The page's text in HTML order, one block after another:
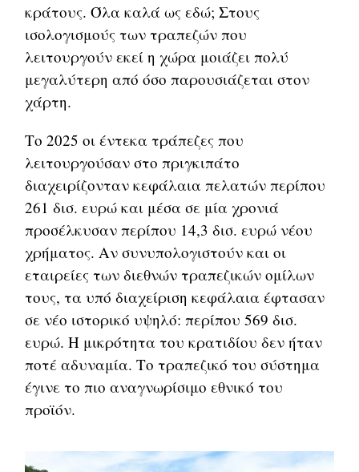
κράτους. Όλα καλά ως εδώ; Στους
ισολογισμούς των τραπεζών που
λειτουργούν εκεί η χώρα μοιάζει πολύ
μεγαλύτερη από όσο παρουσιάζεται στον
χάρτη.
Το 2025 οι έντεκα τράπεζες που
λειτουργούσαν στο πριγκιπάτο
διαχειρίζονταν κεφάλαια πελατών περίπου
261 δισ. ευρώ και μέσα σε μία χρονιά
προσέλκυσαν περίπου 14,3 δισ. ευρώ νέου
χρήματος. Αν συνυπολογιστούν και οι
εταιρείες των διεθνών τραπεζικών ομίλων
τους, τα υπό διαχείριση κεφάλαια έφτασαν
σε νέο ιστορικό υψηλό: περίπου 569 δισ.
ευρώ. Η μικρότητα του κρατιδίου δεν ήταν
ποτέ αδυναμία. Το τραπεζικό του σύστημα
έγινε το πιο αναγνωρίσιμο εθνικό του
προϊόν.